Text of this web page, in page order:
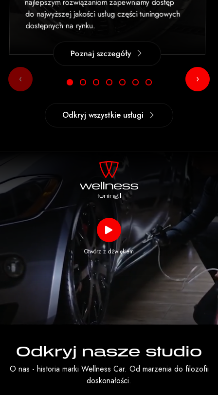
do najwyższej jakości usług części tuningowych
dostępnych na rynku.
Poznaj szczegóły
‹ ›
Odkryj wszystkie usługi
Otwórz z dźwiękiem
Odkryj nasze studio
O nas - historia marki Wellness Car. Od marzenia do filozofii
doskonałości.